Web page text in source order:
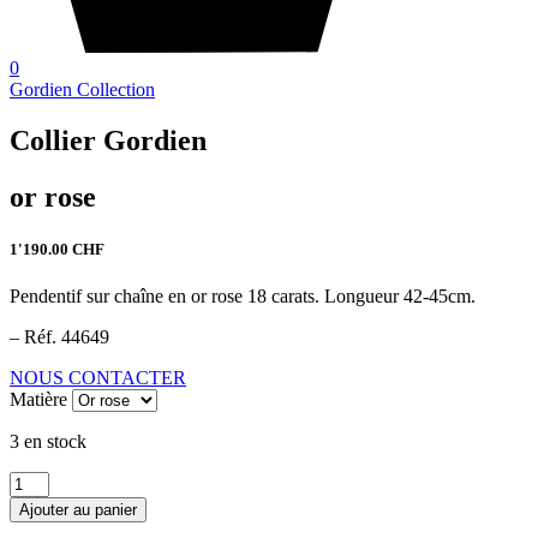
0
Gordien Collection
Collier Gordien
or rose
1'190.00 CHF
Pendentif sur chaîne en or rose 18 carats. Longueur 42-45cm.
– Réf. 44649
NOUS CONTACTER
Matière
3 en stock
quantité
de
Collier
Ajouter au panier